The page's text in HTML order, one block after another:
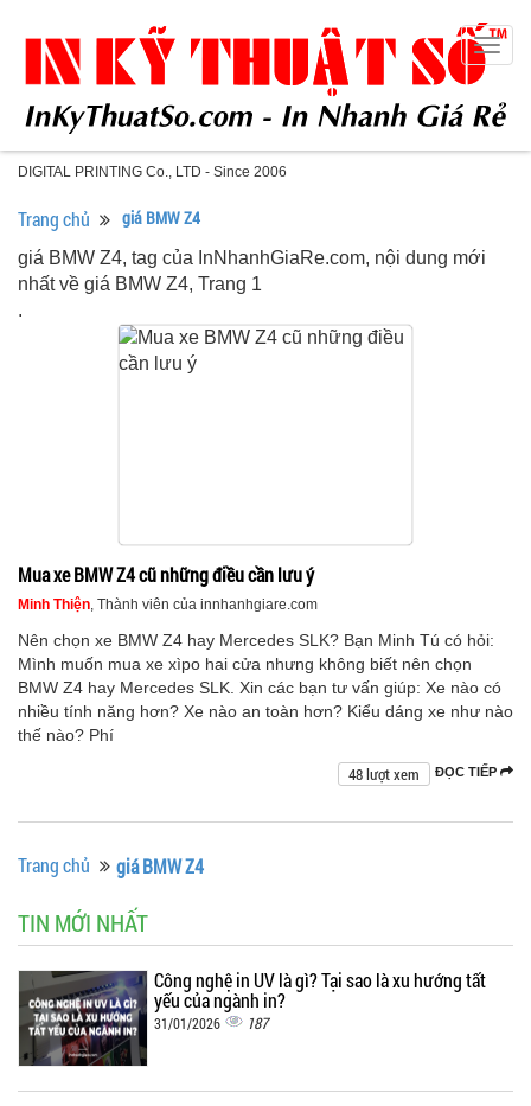
DIGITAL PRINTING Co., LTD - Since 2006
Trang chủ giá BMW Z4
giá BMW Z4, tag của InNhanhGiaRe.com, nội dung mới
nhất về giá BMW Z4, Trang 1
.
Mua xe BMW Z4 cũ những điều cần lưu ý
Minh Thiện, Thành viên của innhanhgiare.com
Nên chọn xe BMW Z4 hay Mercedes SLK? Bạn Minh Tú có hỏi:
Mình muốn mua xe xìpo hai cửa nhưng không biết nên chọn
BMW Z4 hay Mercedes SLK. Xin các bạn tư vấn giúp: Xe nào có
nhiều tính năng hơn? Xe nào an toàn hơn? Kiểu dáng xe như nào
thế nào? Phí
ĐỌC TIẾP
48 lượt xem
Trang chủ giá BMW Z4
TIN MỚI NHẤT
Công nghệ in UV là gì? Tại sao là xu hướng tất
yếu của ngành in?
31/01/2026 187